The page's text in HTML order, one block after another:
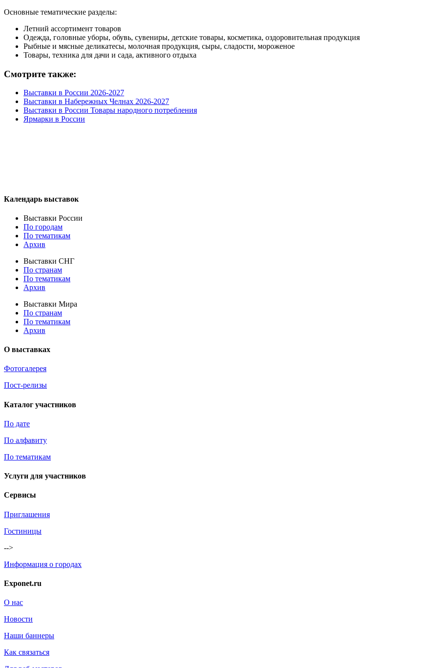
Основные тематические разделы:
Летний ассортимент товаров
Одежда, головные уборы, обувь, сувениры, детские товары, косметика, оздоровительная продукция
Рыбные и мясные деликатесы, молочная продукция, сыры, сладости, мороженое
Товары, техника для дачи и сада, активного отдыха
Смотрите также:
Выставки в России 2026-2027
Выставки в Набережных Челнах 2026-2027
Выставки в России Товары народного потребления
Ярмарки в России
Календарь выставок
Выставки России
По городам
По тематикам
Архив
Выставки СНГ
По странам
По тематикам
Архив
Выставки Мира
По странам
По тематикам
Архив
О выставках
Фотогалерея
Пост-релизы
Каталог участников
По дате
По алфавиту
По тематикам
Услуги для участников
Сервисы
Приглашения
Гостиницы
-->
Информация о городах
Exponet.ru
О нас
Новости
Наши баннеры
Как связаться